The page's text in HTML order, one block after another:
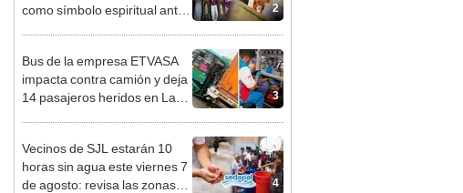
2
como símbolo espiritual ante
3
Bus de la empresa ETVASA
impacta contra camión y deja
14 pasajeros heridos en La
4
Vecinos de SJL estarán 10
horas sin agua este viernes 7
de agosto: revisa las zonas